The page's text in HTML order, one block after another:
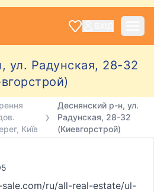
ул. Радунская, 28-32
Київ
Деснянский р-н, ул.
Радунская, 28-32
(Киевгорстрой)
ru/all-real-estate/ul-